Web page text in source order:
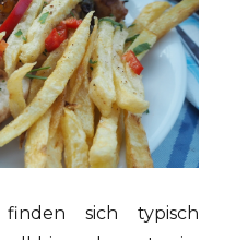
sich typisch